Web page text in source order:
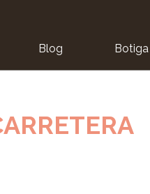
Blog Botiga